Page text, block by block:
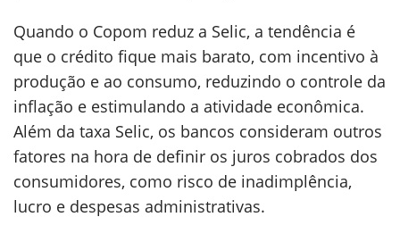
Quando o Copom reduz a Selic, a tendência é
que o crédito fique mais barato, com incentivo à
produção e ao consumo, reduzindo o controle da
inflação e estimulando a atividade econômica.
Além da taxa Selic, os bancos consideram outros
fatores na hora de definir os juros cobrados dos
consumidores, como risco de inadimplência,
lucro e despesas administrativas.